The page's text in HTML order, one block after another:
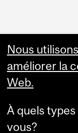
Faculty
Nous
améliorer la
Web.
À quels
vous?